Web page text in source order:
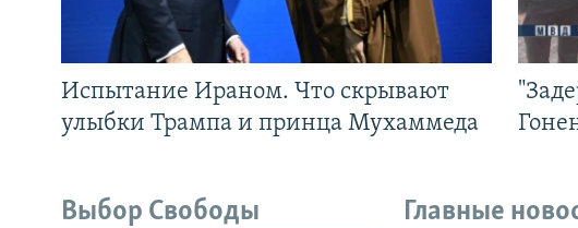
Испытание Ираном. Что скрывают
улыбки Трампа и принца Мухаммеда
Выбор Свободы Главные